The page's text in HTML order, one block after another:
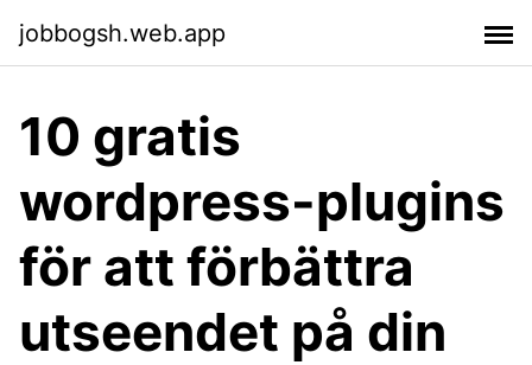
jobbogsh.web.app
10 gratis
wordpress-plugins
för att förbättra
utseendet på din